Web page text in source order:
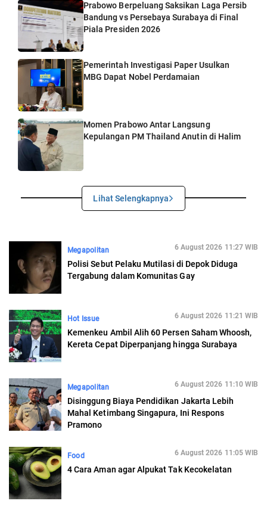
Prabowo Berpeluang Saksikan Laga Persib
Bandung vs Persebaya Surabaya di Final
Piala Presiden 2026
Pemerintah Investigasi Paper Usulkan
MBG Dapat Nobel Perdamaian
Momen Prabowo Antar Langsung
Kepulangan PM Thailand Anutin di Halim
Lihat Selengkapnya
Megapolitan 6 August 2026 11:27 WIB
Polisi Sebut Pelaku Mutilasi di Depok Diduga
Tergabung dalam Komunitas Gay
Hot Issue 6 August 2026 11:21 WIB
Kemenkeu Ambil Alih 60 Persen Saham Whoosh,
Kereta Cepat Diperpanjang hingga Surabaya
Megapolitan 6 August 2026 11:10 WIB
Disinggung Biaya Pendidikan Jakarta Lebih
Mahal Ketimbang Singapura, Ini Respons
Pramono
Food 6 August 2026 11:05 WIB
4 Cara Aman agar Alpukat Tak Kecokelatan